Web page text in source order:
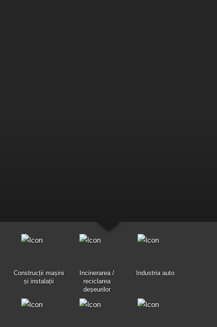
Construcții mașini
și instalații
Incinerarea /
reciclarea
deșeurilor
Industria auto